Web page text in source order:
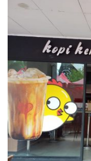
0
2